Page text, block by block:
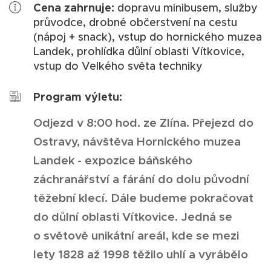
Cena zahrnuje: dopravu minibusem, služby
průvodce, drobné občerstvení na cestu
(nápoj + snack), vstup do hornického muzea
Landek, prohlídka důlní oblasti Vítkovice,
vstup do Velkého světa techniky
Program výletu:
Odjezd v 8:00 hod. ze Zlína. Přejezd do
Ostravy, návštěva Hornického muzea
Landek - expozice báňského
záchranářství a fárání do dolu původní
těžební klecí. Dále budeme pokračovat
do důlní oblasti Vítkovice. Jedná se
o světově unikátní areál, kde se mezi
lety 1828 až 1998 těžilo uhlí a vyrábělo